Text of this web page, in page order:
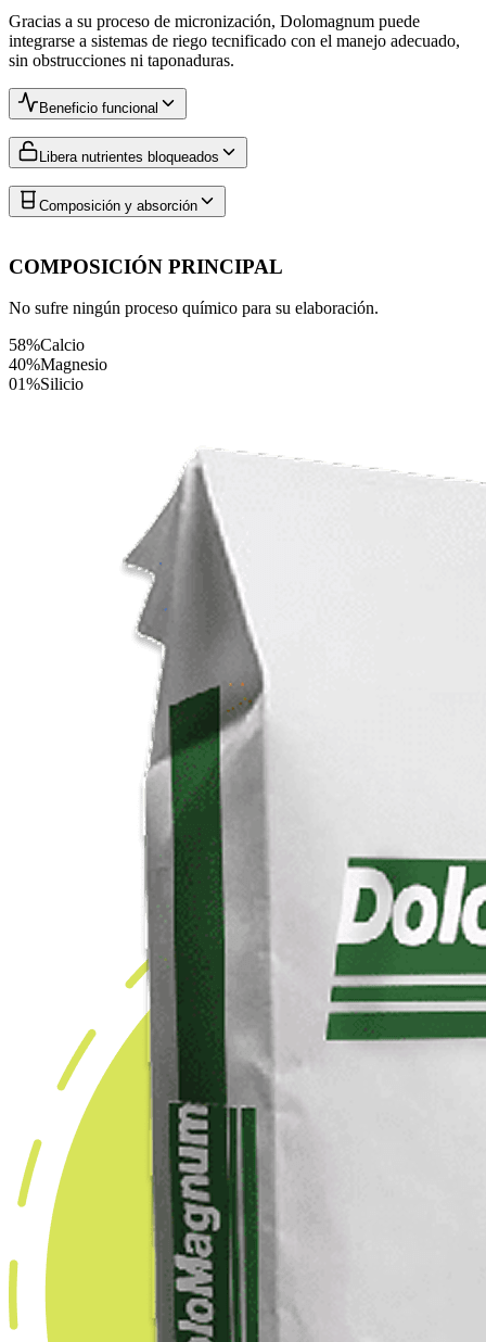
Gracias a su proceso de micronización, Dolomagnum puede
integrarse a sistemas de riego tecnificado con el manejo adecuado,
sin obstrucciones ni taponaduras.
Beneficio funcional
Libera nutrientes bloqueados
Composición y absorción
COMPOSICIÓN PRINCIPAL
No sufre ningún proceso químico para su elaboración.
58%Calcio
40%Magnesio
01%Silicio